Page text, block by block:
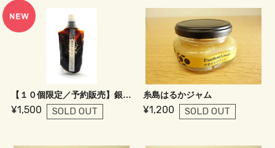
【１０個限定／予約販売】銀座めんつゆ（濃縮タイプ）
¥1,500 SOLD OUT
糸島はるかジャム
¥1,200 SOLD OUT